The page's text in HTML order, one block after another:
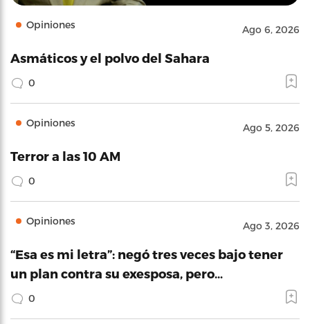
Opiniones Ago 6, 2026
Asmáticos y el polvo del Sahara
0
Opiniones Ago 5, 2026
Terror a las 10 AM
0
Opiniones Ago 3, 2026
“Esa es mi letra”: negó tres veces bajo tener
un plan contra su exesposa, pero…
0